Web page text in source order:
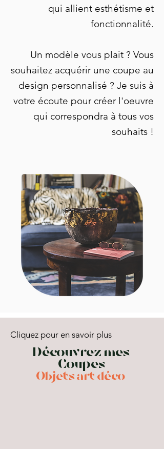
qui allient esthétisme et
fonctionnalité.
Un modèle vous plait ? Vous
souhaitez acquérir une coupe au
design personnalisé ? Je suis à
votre écoute pour créer l'oeuvre
qui correspondra à tous vos
souhaits !
Cliquez pour en savoir plus
Découvrez mes
Coupes
Objets art déco